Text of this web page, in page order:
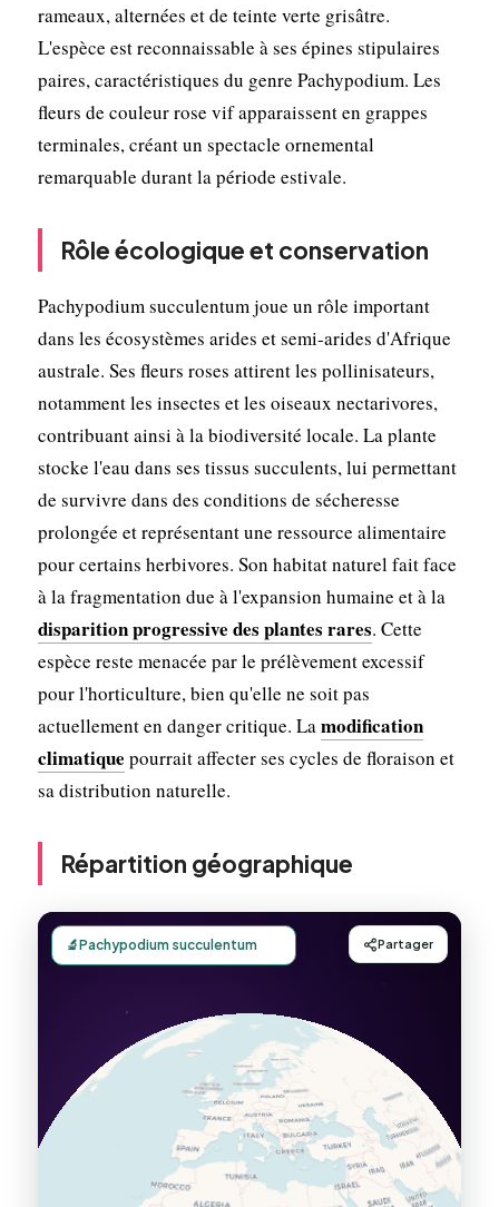
rameaux, alternées et de teinte verte grisâtre.
L'espèce est reconnaissable à ses épines stipulaires
paires, caractéristiques du genre Pachypodium. Les
fleurs de couleur rose vif apparaissent en grappes
terminales, créant un spectacle ornemental
remarquable durant la période estivale.
Rôle écologique et conservation
Pachypodium succulentum joue un rôle important
dans les écosystèmes arides et semi-arides d'Afrique
australe. Ses fleurs roses attirent les pollinisateurs,
notamment les insectes et les oiseaux nectarivores,
contribuant ainsi à la biodiversité locale. La plante
stocke l'eau dans ses tissus succulents, lui permettant
de survivre dans des conditions de sécheresse
prolongée et représentant une ressource alimentaire
pour certains herbivores. Son habitat naturel fait face
à la fragmentation due à l'expansion humaine et à la
disparition progressive des plantes rares. Cette
espèce reste menacée par le prélèvement excessif
pour l'horticulture, bien qu'elle ne soit pas
actuellement en danger critique. Lamodification
climatique pourrait affecter ses cycles de floraison et
sa distribution naturelle.
Répartition géographique